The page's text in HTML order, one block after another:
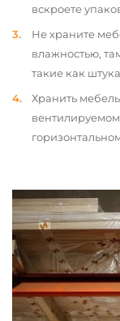
вскроете
Не храните
влажностью,
такие как
Хранить